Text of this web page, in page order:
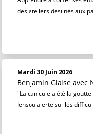
des ateliers destinés aux
Mardi 30 Juin 2026
Benjamin Glaise avec
"La canicule a été la
Jensou alerte sur les